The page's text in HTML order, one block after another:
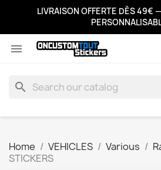
LIVRAISON OFFERTE DÈS 49€

search
Home VEHICLES Various
STICKERS